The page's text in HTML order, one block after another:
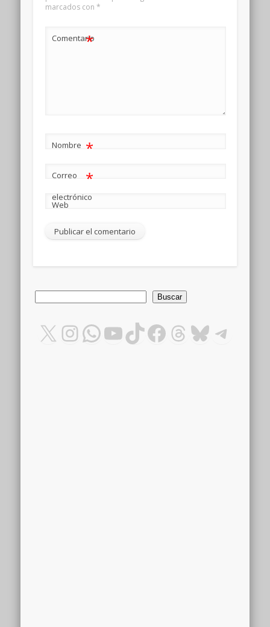
marcados con *
Comentario
*
Nombre *
Correo
electrónico
*
Web
Buscar
X Instagram
WhatsApp
YouTube
TikTok
Facebook
Threads
Bluesky